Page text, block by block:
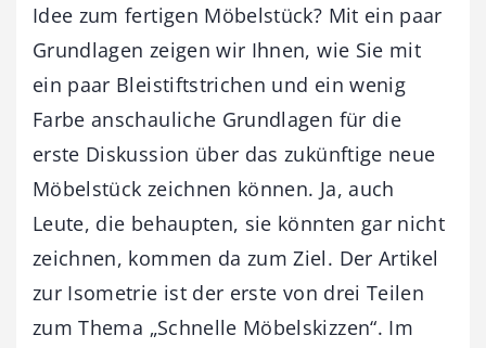
Idee zum fertigen Möbelstück? Mit ein paar
Grundlagen zeigen wir Ihnen, wie Sie mit
ein paar Bleistiftstrichen und ein wenig
Farbe anschauliche Grundlagen für die
erste Diskussion über das zukünftige neue
Möbelstück zeichnen können. Ja, auch
Leute, die behaupten, sie könnten gar nicht
zeichnen, kommen da zum Ziel. Der Artikel
zur Isometrie ist der erste von drei Teilen
zum Thema „Schnelle Möbelskizzen“. Im